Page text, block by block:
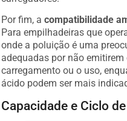
Por fim, a compatibilidade
Para empilhadeiras que
onde a poluição é uma
adequadas por não
carregamento ou o uso,
ácido podem ser mais
Capacidade e Ciclo